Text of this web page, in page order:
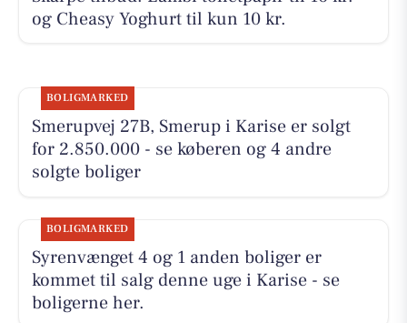
og Cheasy Yoghurt til kun 10 kr.
BOLIGMARKED
Smerupvej 27B, Smerup i Karise er solgt
for 2.850.000 - se køberen og 4 andre
solgte boliger
BOLIGMARKED
Syrenvænget 4 og 1 anden boliger er
kommet til salg denne uge i Karise - se
boligerne her.